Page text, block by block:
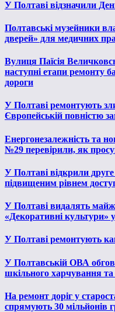
У Полтаві відзначили
Полтавські музейники
дверей» для медичних
Вулиця Паїсія
наступні етапи ремонту
дороги
У Полтаві ремонтують
Європейській повністю
Енергонезалежність та
№29 перевірили, як
У Полтаві відкрили
підвищеним рівнем
У Полтаві видалять
«Декоративні культури»
У Полтаві ремонтують
У Полтавській ОВА
шкільного харчування
На ремонт доріг у
спрямують 30 мільйонів